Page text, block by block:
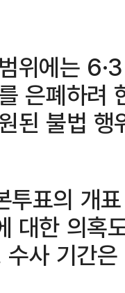
위에는
은폐하려
된 불법 행
투표의 개
대한 의혹
사 기간